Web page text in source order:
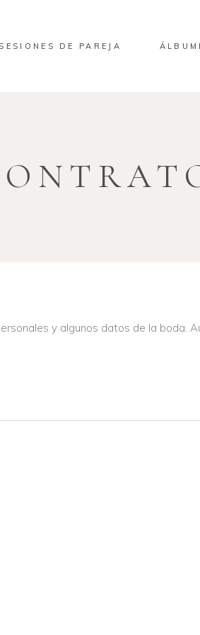
SESIONES DE PAREJA
y algunos datos de la boda.